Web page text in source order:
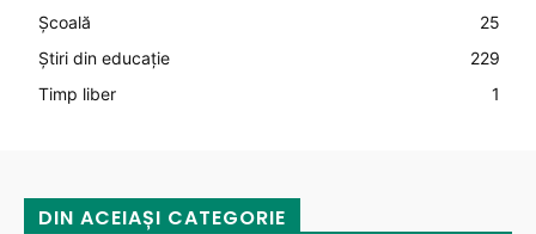
Şcoală
25
Știri din educație
229
Timp liber
1
DIN ACEIAȘI CATEGORIE